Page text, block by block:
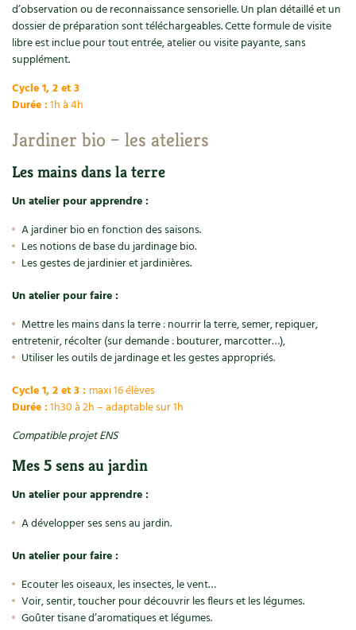
Recettes végétariennes et vegan
Habitat écologique
Conception et gros oeuvre
Matériaux écologiques
Énergie
Gestion de l’eau
Entretien de la maison
Santé et bien-être
Les plantes et leurs vertus
Soins et cosmétiques au naturel
Société et alternatives
Vivre l’écologie
Enfants
Actions pour la planète
Trucs & astuces
Expés
Trocs & petites annonces
Appels à témoignage
Bonnes adresses
Mieux consommer
d’observation ou de reconnaissance sensorielle. Un plan détaillé et un
dossier de préparation sont téléchargeables. Cette formule de visite
libre est inclue pour tout entrée, atelier ou visite payante, sans
supplément.
Cycle 1, 2 et 3
Durée :1h à 4h
Jardiner bio – les ateliers
Les mains dans la terre
Un atelier pour apprendre :
A jardiner bio en fonction des saisons.
Les notions de base du jardinage bio.
Les gestes de jardinier et jardinières.
Un atelier pour faire :
Mettre les mains dans la terre : nourrir la terre, semer, repiquer,
entretenir, récolter (sur demande : bouturer, marcotter…),
Utiliser les outils de jardinage et les gestes appropriés.
Cycle 1, 2 et 3 : maxi 16 élèves
Durée :1h30 à 2h – adaptable sur 1h
Compatible projet ENS
Mes 5 sens au jardin
Un atelier pour apprendre :
A développer ses sens au jardin.
Un atelier pour faire :
Ecouter les oiseaux, les insectes, le vent…
Voir, sentir, toucher pour découvrir les fleurs et les légumes.
Goûter tisane d’aromatiques et légumes.